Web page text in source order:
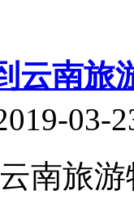
云南旅
03-
南旅游